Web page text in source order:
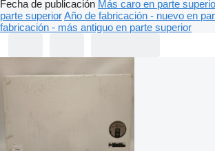
Fecha de publicación Más caro en parte
parte superiorAño de fabricación - nuevo en
fabricación - más antiguo en parte superior